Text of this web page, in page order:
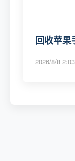
回收苹果
2026/8/8